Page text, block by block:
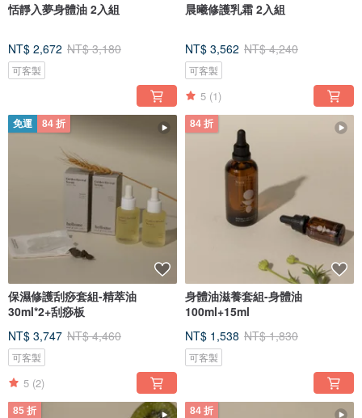
恬靜入夢身體油 2入組
NT$ 2,672 NT$ 3,180
可客製
晨曦修護乳霜 2入組
NT$ 3,562 NT$ 4,240
可客製
5 (1)
免運 84 折
保濕修護刮痧套組-精萃油
30ml*2+刮痧板
NT$ 3,747 NT$ 4,460
可客製
5 (2)
84 折
身體油滋養套組-身體油
100ml+15ml
NT$ 1,538 NT$ 1,830
可客製
85 折 84 折